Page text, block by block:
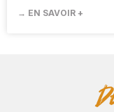
→ EN SAVOIR +